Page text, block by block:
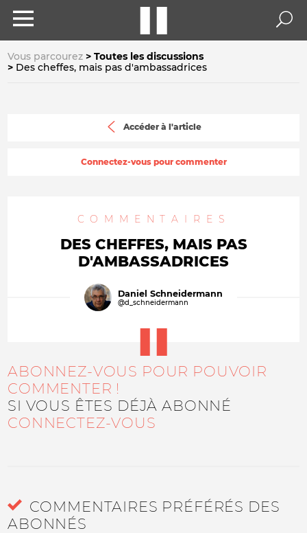
Vous parcourez
Toutes les discussions
Des cheffes, mais pas d'ambassadrices
Accéder à l'article
Connectez-vous pour commenter
COMMENTAIRES
DES CHEFFES, MAIS PAS
D'AMBASSADRICES
Daniel Schneidermann
@d_schneidermann
ABONNEZ-VOUS POUR POUVOIR
COMMENTER !
SI VOUS ÊTES DÉJÀ ABONNÉ
CONNECTEZ-VOUS
COMMENTAIRES PRÉFÉRÉS DES
ABONNÉS